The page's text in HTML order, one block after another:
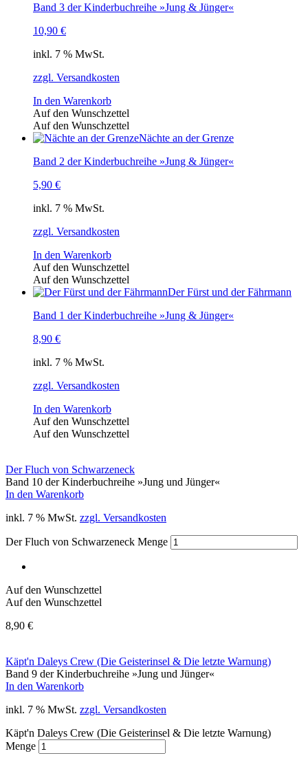
Band 3 der Kinderbuchreihe »Jung & Jünger«
10,90 €
inkl. 7 % MwSt.
zzgl. Versandkosten
In den Warenkorb
Auf den Wunschzettel
Auf den Wunschzettel
Nächte an der Grenze
Band 2 der Kinderbuchreihe »Jung & Jünger«
5,90 €
inkl. 7 % MwSt.
zzgl. Versandkosten
In den Warenkorb
Auf den Wunschzettel
Auf den Wunschzettel
Der Fürst und der Fährmann
Band 1 der Kinderbuchreihe »Jung & Jünger«
8,90 €
inkl. 7 % MwSt.
zzgl. Versandkosten
In den Warenkorb
Auf den Wunschzettel
Auf den Wunschzettel
Der Fluch von Schwarzeneck
Band 10 der Kinderbuchreihe »Jung und Jünger«
In den Warenkorb
inkl. 7 % MwSt. zzgl. Versandkosten
Der Fluch von Schwarzeneck Menge
Auf den Wunschzettel
Auf den Wunschzettel
8,90 €
Käpt'n Daleys Crew (Die Geisterinsel & Die letzte Warnung)
Band 9 der Kinderbuchreihe »Jung und Jünger«
In den Warenkorb
inkl. 7 % MwSt. zzgl. Versandkosten
Käpt'n Daleys Crew (Die Geisterinsel & Die letzte Warnung)
Menge